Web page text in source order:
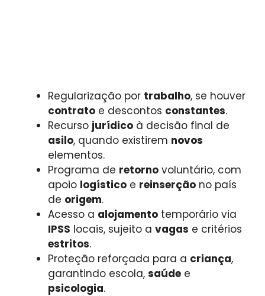
Regularização por trabalho, se houver
contrato e descontos constantes.
Recurso jurídico à decisão final de
asilo, quando existirem novos
elementos.
Programa de retorno voluntário, com
apoio logístico e reinserção no país
de origem.
Acesso a alojamento temporário via
IPSS locais, sujeito a vagas e critérios
estritos.
Proteção reforçada para a criança,
garantindo escola, saúde e
psicologia.